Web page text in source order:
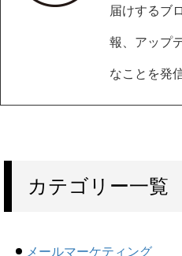
届けするブ
報、アップ
なことを発
カテゴリー一覧
メールマーケティング